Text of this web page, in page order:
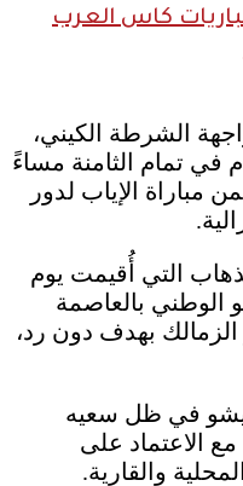
كاس العرب
الشرطة الكيني،
في تمام الثامنة مساءً
مباراة الإياب لدور
التي أُقيمت يوم
الوطني بالعاصمة
الزمالك بهدف دون رد،
في ظل سعيه
الاعتماد على
والقارية.